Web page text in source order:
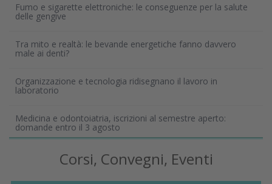
Fumo e sigarette elettroniche: le conseguenze per la salute
delle gengive
Tra mito e realtà: le bevande energetiche fanno davvero
male ai denti?
Organizzazione e tecnologia ridisegnano il lavoro in
laboratorio
Medicina e odontoiatria, iscrizioni al semestre aperto:
domande entro il 3 agosto
Corsi, Convegni, Eventi